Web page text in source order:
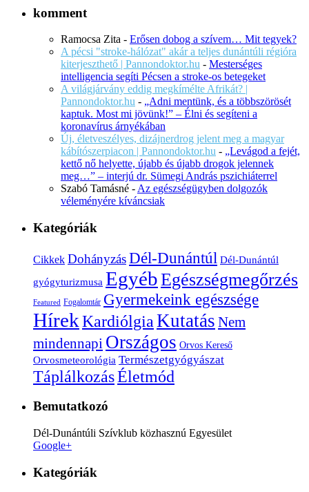
komment
Ramocsa Zita - Erősen dobog a szívem… Mit tegyek?
A pécsi "stroke-hálózat" akár a teljes dunántúli régióra
kiterjeszthető | Pannondoktor.hu - Mesterséges
intelligencia segíti Pécsen a stroke-os betegeket
A világjárvány eddig megkímélte Afrikát? |
Pannondoktor.hu - „Adni mentünk, és a többszörösét
kaptuk. Most mi jövünk!” – Élni és segíteni a
koronavírus árnyékában
Új, életveszélyes, dizájnerdrog jelent meg a magyar
kábítószerpiacon | Pannondoktor.hu - „Levágod a fejét,
kettő nő helyette, újabb és újabb drogok jelennek
meg…” – interjú dr. Sümegi András pszichiáterrel
Szabó Tamásné - Az egészségügyben dolgozók
véleményére kíváncsiak
Kategóriák
Cikkek DohányzásDél-Dunántúl Dél-Dunántúl
gyógyturizmusa EgyébEgészségmegőrzés
Featured Fogalomtár Gyermekeink egészsége
HírekKardiólgia Kutatás Nem
mindennapi Országos Orvos Kereső
Orvosmeteorológia Természetgyógyászat
TáplálkozásÉletmód
Bemutatkozó
Dél-Dunántúli Szívklub közhasznú Egyesület
Google+
Kategóriák